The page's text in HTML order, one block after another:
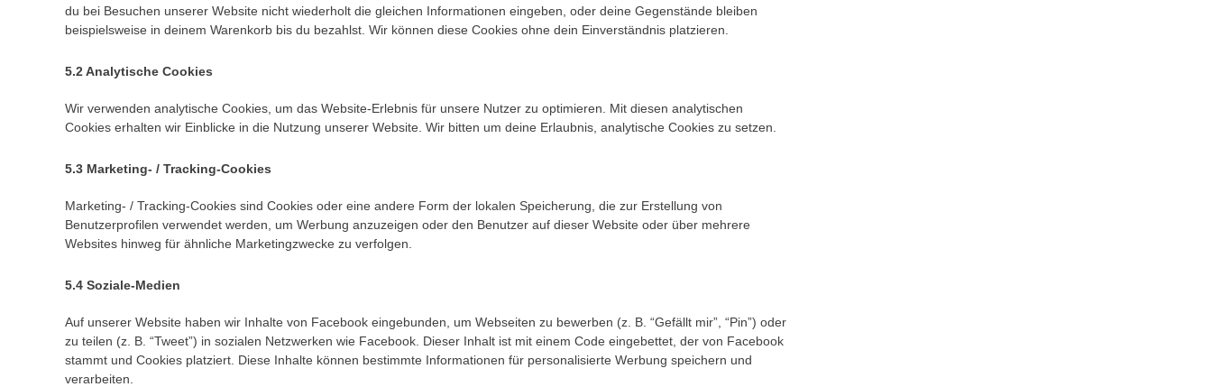
du bei Besuchen unserer Website nicht wiederholt die gleichen Informationen eingeben, oder deine Gegenstände bleiben
beispielsweise in deinem Warenkorb bis du bezahlst. Wir können diese Cookies ohne dein Einverständnis platzieren.
5.2 Analytische Cookies
Wir verwenden analytische Cookies, um das Website-Erlebnis für unsere Nutzer zu optimieren. Mit diesen analytischen
Cookies erhalten wir Einblicke in die Nutzung unserer Website. Wir bitten um deine Erlaubnis, analytische Cookies zu setzen.
5.3 Marketing- / Tracking-Cookies
Marketing- / Tracking-Cookies sind Cookies oder eine andere Form der lokalen Speicherung, die zur Erstellung von
Benutzerprofilen verwendet werden, um Werbung anzuzeigen oder den Benutzer auf dieser Website oder über mehrere
Websites hinweg für ähnliche Marketingzwecke zu verfolgen.
5.4 Soziale-Medien
Auf unserer Website haben wir Inhalte von Facebook eingebunden, um Webseiten zu bewerben (z. B. “Gefällt mir”, “Pin”) oder
zu teilen (z. B. “Tweet”) in sozialen Netzwerken wie Facebook. Dieser Inhalt ist mit einem Code eingebettet, der von Facebook
stammt und Cookies platziert. Diese Inhalte können bestimmte Informationen für personalisierte Werbung speichern und
verarbeiten.